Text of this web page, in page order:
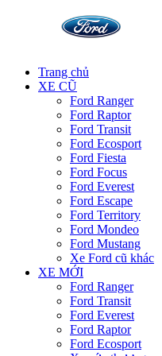
Trang chủ
XE CŨ
Ford Ranger
Ford Raptor
Ford Transit
Ford Ecosport
Ford Fiesta
Ford Focus
Ford Everest
Ford Escape
Ford Territory
Ford Mondeo
Ford Mustang
Xe Ford cũ khác
XE MỚI
Ford Ranger
Ford Transit
Ford Everest
Ford Raptor
Ford Ecosport